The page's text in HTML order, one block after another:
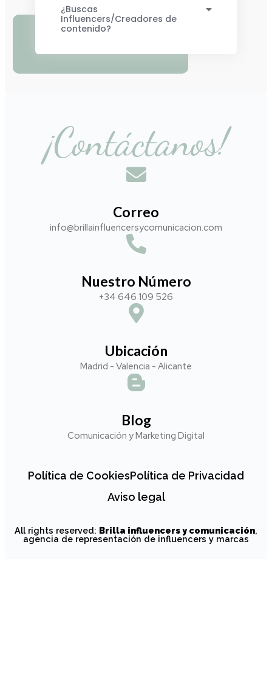
¿Buscas
Influencers/Creadores de
contenido?
¡Contáctanos!
Correo
info@brillainfluencersycomunicacion.com​
Nuestro Número
+34 646 109 526
Ubicación
Madrid - Valencia - Alicante
Blog
Comunicación y Marketing Digital
Política de CookiesPolítica de Privacidad
Aviso legal
All rights reserved: Brilla influencers y comunicación,
agencia de representación de influencers y marcas